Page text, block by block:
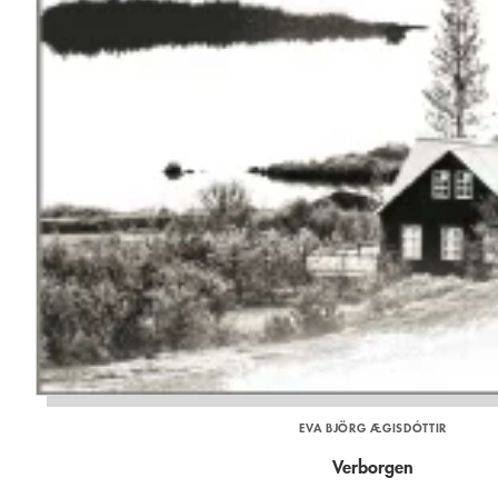
EVA BJÖRG ÆGISDÓTTIR
Verborgen